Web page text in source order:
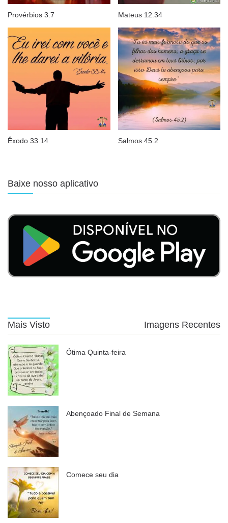
Provérbios 3.7 Mateus 12.34
Êxodo 33.14 Salmos 45.2
Baixe nosso aplicativo
Mais Visto Imagens Recentes
Ótima Quinta-feira
Abençoado Final de Semana
Comece seu dia